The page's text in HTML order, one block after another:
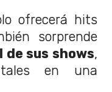
ofrecerá hits
sorprende
sus shows,
en una